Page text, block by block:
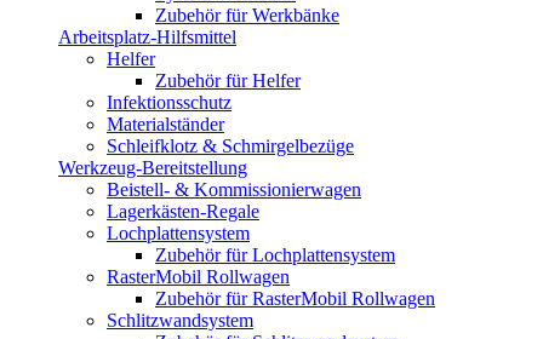
Zubehör für Werkbänke
Arbeitsplatz-Hilfsmittel
Helfer
Zubehör für Helfer
Infektionsschutz
Materialständer
Schleifklotz & Schmirgelbezüge
Werkzeug-Bereitstellung
Beistell- & Kommissionierwagen
Lagerkästen-Regale
Lochplattensystem
Zubehör für Lochplattensystem
RasterMobil Rollwagen
Zubehör für RasterMobil Rollwagen
Schlitzwandsystem